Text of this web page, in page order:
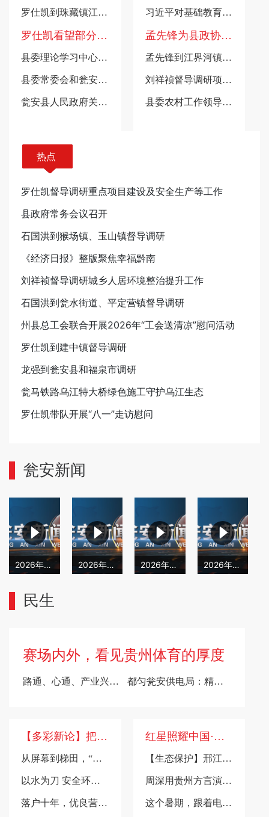
罗仕凯到珠藏镇江界河镇督导调研
罗仕凯看望部分退休老干部
县委理论学习中心组举行2026年第六次集中学习研讨会
县委常委会和瓮安经济开发区党工委召开会议 杨朝伟主持会议并讲话
瓮安县人民政府关于整治国土空间总体规划中心城区违法建设行为的通告
习近平对基础教育工作作出重要指示
孟先锋为县政协机关党员干部讲授专题党课
孟先锋到江界河镇督导调研
刘祥祯督导调研项目建设工作
县委农村工作领导小组会议召开
热点
罗仕凯督导调研重点项目建设及安全生产等工作
县政府常务会议召开
石国洪到猴场镇、玉山镇督导调研
《经济日报》整版聚焦幸福黔南
刘祥祯督导调研城乡人居环境整治提升工作
石国洪到瓮水街道、平定营镇督导调研
州县总工会联合开展2026年“工会送清凉”慰问活动
罗仕凯到建中镇督导调研
龙强到瓮安县和福泉市调研
瓮马铁路乌江特大桥绿色施工守护乌江生态
罗仕凯带队开展“八一”走访慰问
瓮安新闻
2026年4月28日瓮安新闻 2026年4月27日瓮安新闻 2026年4月24日瓮安新闻 2026年4月23日瓮安新闻
民生
赛场内外，看见贵州体育的厚度
路通、心通、产业兴！瓮安羊鹿村：小小入户路，解锁乡村治理新密码 都匀瓮安供电局：精准整定定值参数 筑牢配网安全运行防线
【多彩新论】把避暑经济的“热效应”转化为“长效应”
从屏幕到梯田，“贵州田园”向世界递出一张“诗与远方”的新名片
以水为刀 安全环保专啃“硬骨头”｜全国首套大倾角煤层无人化绿色开采专用装备在六盘水下线
落户十年，优良营商环境加持，贵州数字企业勇闯全国大市场
红星照耀中国·地球的红飘带丨南渡乌江：假电调敌 绝境智渡
【生态保护】邢江河归来｜“红水沟”蝶变幸福河
周深用贵州方言演绎新歌《每个人》，赴一场贵州山水人文之约！
这个暑期，跟着电影《四渡》，打卡瓮安猴场红色热土